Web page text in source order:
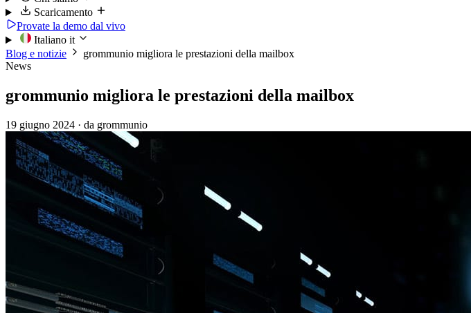
Scaricamento
Provate la demo dal vivo
Italiano it
Blog e notizie
grommunio migliora le prestazioni della mailbox
News
grommunio migliora le prestazioni della mailbox
19 giugno 2024 · da grommunio